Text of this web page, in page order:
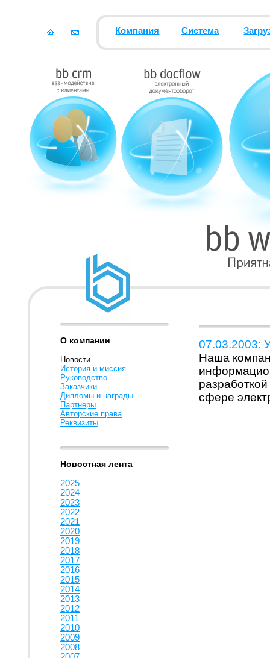
Компания Система
О компании
Новости
История и миссия
Руководство
Заказчики
Дипломы и награды
Партнеры
Авторские права
Реквизиты
Новостная лента
2025
2024
2023
2022
2021
2020
2019
2018
2017
2016
2015
2014
2013
2012
2011
2010
2009
2008
07.03.2003:
Наша
сфере